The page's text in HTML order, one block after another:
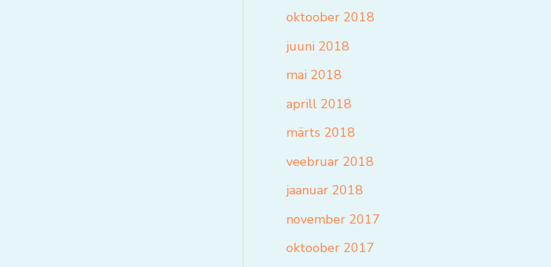
oktoober 2018
juuni 2018
mai 2018
aprill 2018
märts 2018
veebruar 2018
jaanuar 2018
november 2017
oktoober 2017